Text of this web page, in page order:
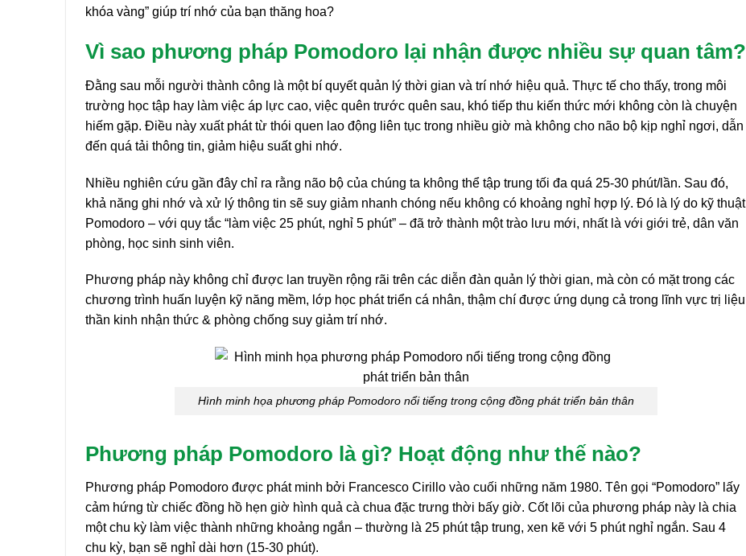
khóa vàng” giúp trí nhớ của bạn thăng hoa?
Vì sao phương pháp Pomodoro lại nhận được nhiều sự quan tâm?
Đằng sau mỗi người thành công là một bí quyết quản lý thời gian và trí nhớ hiệu quả. Thực tế cho thấy, trong môi
trường học tập hay làm việc áp lực cao, việc quên trước quên sau, khó tiếp thu kiến thức mới không còn là chuyện
hiếm gặp. Điều này xuất phát từ thói quen lao động liên tục trong nhiều giờ mà không cho não bộ kịp nghỉ ngơi, dẫn
đến quá tải thông tin, giảm hiệu suất ghi nhớ.
Nhiều nghiên cứu gần đây chỉ ra rằng não bộ của chúng ta không thể tập trung tối đa quá 25-30 phút/lần. Sau đó,
khả năng ghi nhớ và xử lý thông tin sẽ suy giảm nhanh chóng nếu không có khoảng nghỉ hợp lý. Đó là lý do kỹ thuật
Pomodoro – với quy tắc “làm việc 25 phút, nghỉ 5 phút” – đã trở thành một trào lưu mới, nhất là với giới trẻ, dân văn
phòng, học sinh sinh viên.
Phương pháp này không chỉ được lan truyền rộng rãi trên các diễn đàn quản lý thời gian, mà còn có mặt trong các
chương trình huấn luyện kỹ năng mềm, lớp học phát triển cá nhân, thậm chí được ứng dụng cả trong lĩnh vực trị liệu
thần kinh nhận thức & phòng chống suy giảm trí nhớ.
Hình minh họa phương pháp Pomodoro nổi tiếng trong cộng đồng phát triển bản thân
Phương pháp Pomodoro là gì? Hoạt động như thế nào?
Phương pháp Pomodoro được phát minh bởi Francesco Cirillo vào cuối những năm 1980. Tên gọi “Pomodoro” lấy
cảm hứng từ chiếc đồng hồ hẹn giờ hình quả cà chua đặc trưng thời bấy giờ. Cốt lõi của phương pháp này là chia
một chu kỳ làm việc thành những khoảng ngắn – thường là 25 phút tập trung, xen kẽ với 5 phút nghỉ ngắn. Sau 4
chu kỳ, bạn sẽ nghỉ dài hơn (15-30 phút).